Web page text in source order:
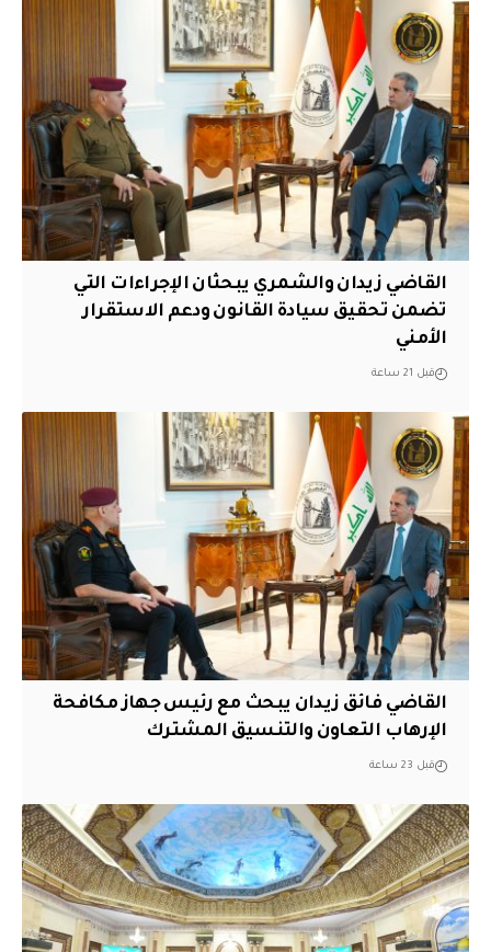
القاضي زيدان والشمري يبحثان الإجراءات التي
تضمن تحقيق سيادة القانون ودعم الاستقرار
الأمني
قبل 21 ساعة
القاضي فائق زيدان يبحث مع رئيس جهاز مكافحة
الإرهاب التعاون والتنسيق المشترك
قبل 23 ساعة